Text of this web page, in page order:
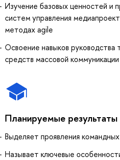
Изучение базовых ценностей и
систем управления
методах agile
Освоение навыков руководства
средств массовой коммуникации
Планируемые результаты
Выделяет проявления
Называет ключевые